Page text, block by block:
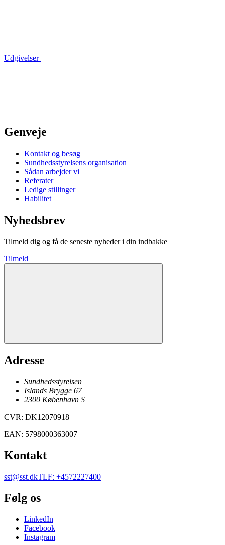
Udgivelser
Genveje
Kontakt og besøg
Sundhedsstyrelsens organisation
Sådan arbejder vi
Referater
Ledige stillinger
Habilitet
Nyhedsbrev
Tilmeld dig og få de seneste nyheder i din indbakke
Tilmeld
Adresse
Sundhedsstyrelsen
Islands Brygge 67
2300 København S
CVR: DK12070918
EAN: 5798000363007
Kontakt
sst@sst.dkTLF: +4572227400
Følg os
LinkedIn
Facebook
Instagram